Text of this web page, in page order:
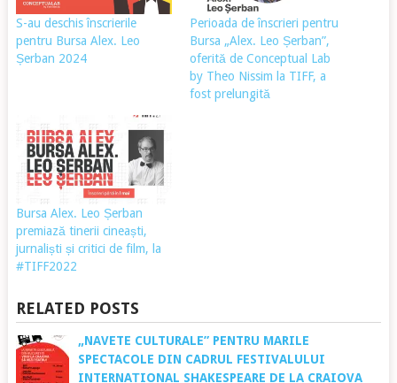
S-au deschis înscrierile
pentru Bursa Alex. Leo
Șerban 2024
Perioada de înscrieri pentru
Bursa „Alex. Leo Șerban”,
oferită de Conceptual Lab
by Theo Nissim la TIFF, a
fost prelungită
Bursa Alex. Leo Șerban
premiază tinerii cineaști,
jurnaliști și critici de film, la
#TIFF2022
RELATED POSTS
„NAVETE CULTURALE” PENTRU MARILE
SPECTACOLE DIN CADRUL FESTIVALULUI
INTERNAȚIONAL SHAKESPEARE DE LA CRAIOVA